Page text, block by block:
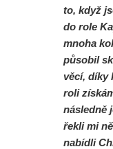
to, když
do role
mnoha
působil
věcí, díky
roli
následně
řekli mi
nabídli